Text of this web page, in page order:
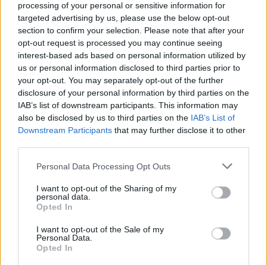
processing of your personal or sensitive information for
targeted advertising by us, please use the below opt-out
section to confirm your selection. Please note that after your
opt-out request is processed you may continue seeing
interest-based ads based on personal information utilized by
us or personal information disclosed to third parties prior to
your opt-out. You may separately opt-out of the further
disclosure of your personal information by third parties on the
IAB’s list of downstream participants. This information may
also be disclosed by us to third parties on the IAB’s List of
Downstream Participants that may further disclose it to other
Please note that this website/app uses one or more Google
not limited to your visit or usage behaviour. You may click to
grant or deny consent to Google and its third-party tags to
use your data for below specified purposes in below Google
consent section.
Personal Data Processing Opt Outs
I want to opt-out of the Sharing of my
personal data.
Opted In
I want to opt-out of the Sale of my
Personal Data.
Opted In
Continua a leggere
CANDIDATURA